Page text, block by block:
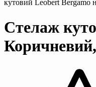
кутовий Leobert Bergamo
Стелаж